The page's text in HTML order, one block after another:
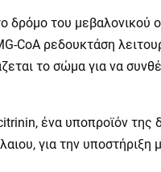
δρόμο του μεβαλονικού
CoA ρεδουκτάση
το σώμα για να
ένα υποπροϊόν της
για την υποστήριξη